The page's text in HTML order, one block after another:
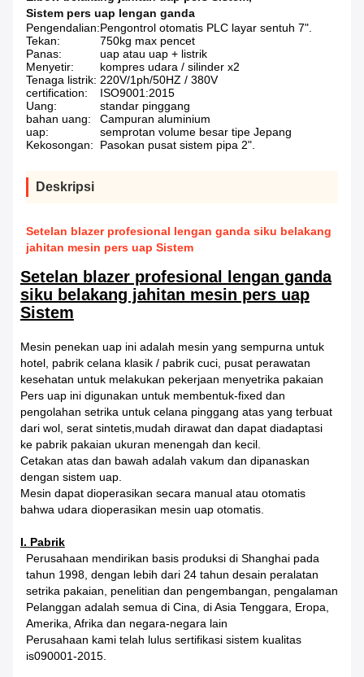
Sistem pers uap lengan ganda
Pengendalian:Pengontrol otomatis PLC layar sentuh 7".
Tekan:
750kg max pencet
Panas:
uap atau uap + listrik
Menyetir:
kompres udara / silinder x2
Tenaga listrik: 220V/1ph/50HZ / 380V
certification:
ISO9001:2015
Uang:
standar pinggang
bahan uang:
Campuran aluminium
uap:
semprotan volume besar tipe Jepang
Kekosongan:
Pasokan pusat sistem pipa 2".
Deskripsi
Setelan blazer profesional lengan ganda siku belakang
jahitan mesin pers uap Sistem
Setelan blazer profesional lengan ganda
siku belakang jahitan mesin pers uap
Sistem
Mesin penekan uap ini adalah mesin yang sempurna untuk
hotel, pabrik celana klasik / pabrik cuci, pusat perawatan
kesehatan untuk melakukan pekerjaan menyetrika pakaian
Pers uap ini digunakan untuk membentuk-fixed dan
pengolahan setrika untuk celana pinggang atas yang terbuat
dari wol, serat sintetis,mudah dirawat dan dapat diadaptasi
ke pabrik pakaian ukuran menengah dan kecil.
Cetakan atas dan bawah adalah vakum dan dipanaskan
dengan sistem uap.
Mesin dapat dioperasikan secara manual atau otomatis
bahwa udara dioperasikan mesin uap otomatis.
I. Pabrik
Perusahaan mendirikan basis produksi di Shanghai pada
tahun 1998, dengan lebih dari 24 tahun desain peralatan
setrika pakaian, penelitian dan pengembangan, pengalaman
Pelanggan adalah semua di Cina, di Asia Tenggara, Eropa,
Amerika, Afrika dan negara-negara lain
Perusahaan kami telah lulus sertifikasi sistem kualitas
is090001-2015.